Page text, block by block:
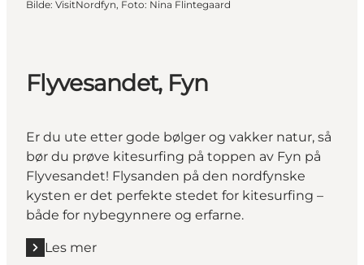
Bilde: VisitNordfyn, Foto: Nina Flintegaard
Flyvesandet, Fyn
Er du ute etter gode bølger og vakker natur, så
bør du prøve kitesurfing på toppen av Fyn på
Flyvesandet! Flysanden på den nordfynske
kysten er det perfekte stedet for kitesurfing –
både for nybegynnere og erfarne.
Les mer
Les mer "Flyvesandet, Fyn"